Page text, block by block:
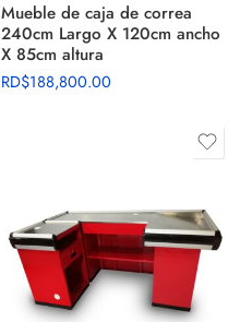
Mueble de caja de correa
240cm Largo X 120cm ancho
X 85cm altura
RD$188,800.00